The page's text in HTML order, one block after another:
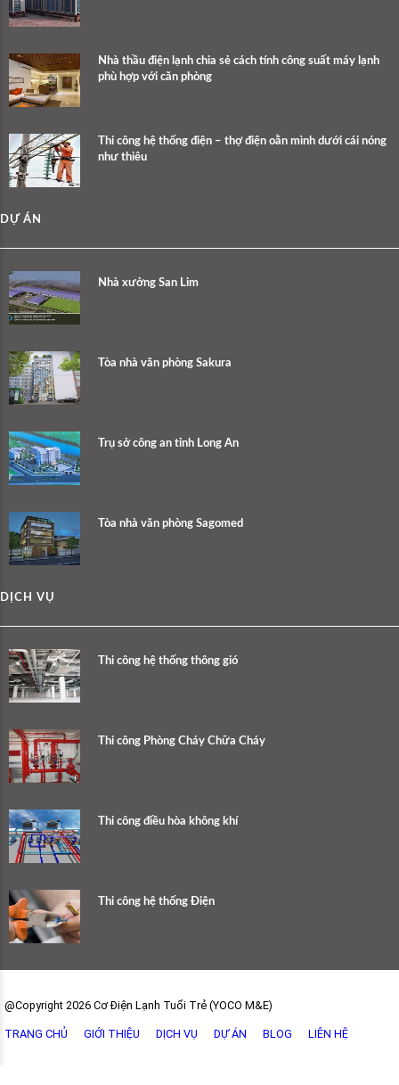
Nhà thầu điện lạnh chia sẻ cách tính công suất máy lạnh
phù hợp với căn phòng
Thi công hệ thống điện – thợ điện oằn mình dưới cái nóng
như thiêu
DỰ ÁN
Nhà xưởng San Lim
Tòa nhà văn phòng Sakura
Trụ sở công an tỉnh Long An
Tòa nhà văn phòng Sagomed
DỊCH VỤ
Thi công hệ thống thông gió
Thi công Phòng Cháy Chữa Cháy
Thi công điều hòa không khí
Thi công hệ thống Điện
@Copyright 2026 Cơ Điện Lạnh Tuổi Trẻ (YOCO M&E)
TRANG CHỦ GIỚI THIỆU DỊCH VỤ DỰ ÁN BLOG LIÊN HỆ